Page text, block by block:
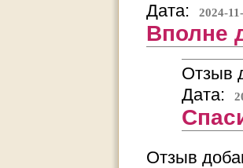
Дата:
2024-
Вполне
Отзыв
Дата:
Отзыв